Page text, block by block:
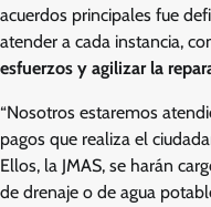
acuerdos principales fue
atender a cada instancia,
esfuerzos y agilizar la
“Nosotros estaremos
pagos que realiza el
Ellos, la JMAS, se harán
de drenaje o de agua